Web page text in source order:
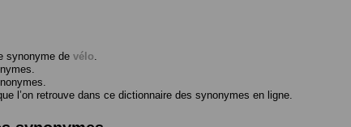
synonyme de vélo
l’on retrouve dans ce dictionnaire des synonymes en ligne.